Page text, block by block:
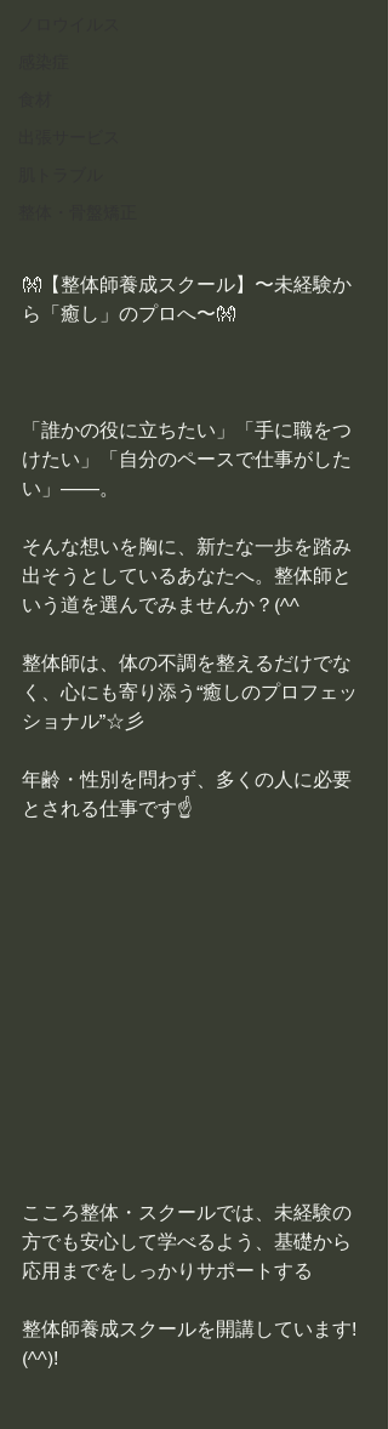
👐【整体師養成スクール】〜未経験か
ら「癒し」のプロへ〜👐
「誰かの役に立ちたい」「手に職をつ
けたい」「自分のペースで仕事がした
い」——。
そんな想いを胸に、新たな一歩を踏み
出そうとしているあなたへ。整体師と
いう道を選んでみませんか？(^^
整体師は、体の不調を整えるだけでな
く、心にも寄り添う“癒しのプロフェッ
ショナル”☆彡
年齢・性別を問わず、多くの人に必要
とされる仕事です☝
こころ整体・スクールでは、未経験の
方でも安心して学べるよう、基礎から
応用までをしっかりサポートする
整体師養成スクールを開講しています!
(^^)!